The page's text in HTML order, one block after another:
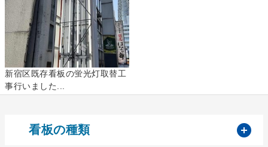
新宿区既存看板の蛍光灯取替工
事行いました...
看板の種類